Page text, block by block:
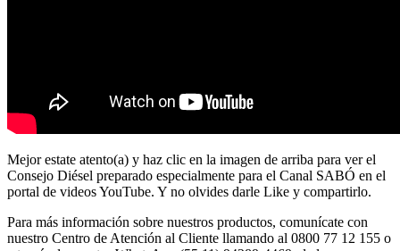
Mejor estate atento(a) y haz clic en la imagen de arriba para ver el
Consejo Diésel preparado especialmente para el Canal SABÓ en el
portal de videos YouTube. Y no olvides darle Like y compartirlo.
Para más información sobre nuestros productos, comunícate con
nuestro Centro de Atención al Cliente llamando al 0800 77 12 155 o